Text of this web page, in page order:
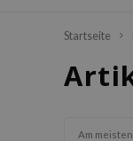
Startseite
Am